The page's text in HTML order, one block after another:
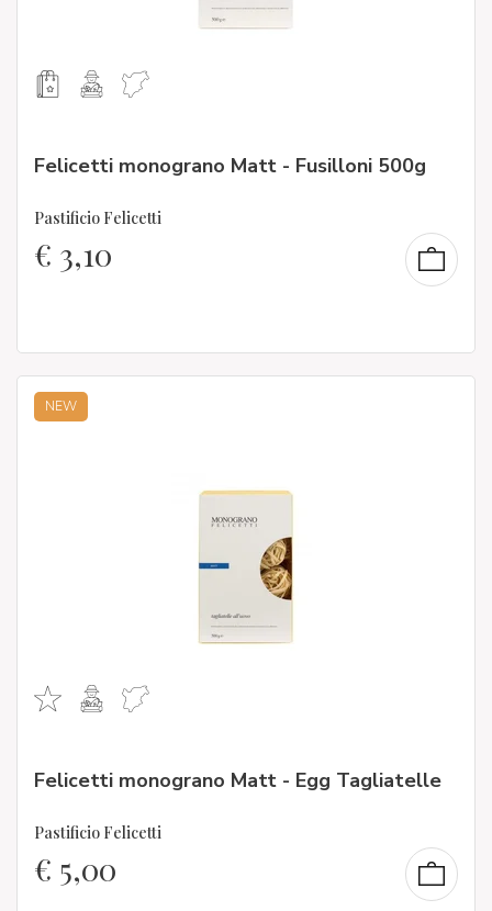
Felicetti monograno Matt - Fusilloni 500g
Pastificio Felicetti
€ 3,10
NEW
Felicetti monograno Matt - Egg Tagliatelle
Pastificio Felicetti
€ 5,00